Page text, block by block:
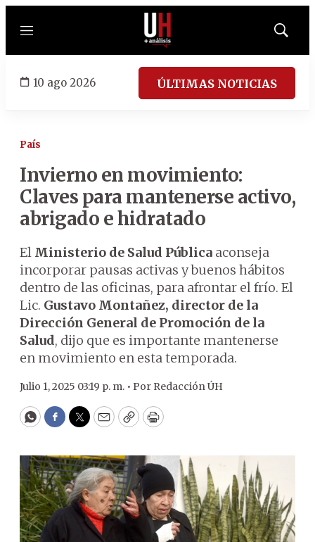
Menú
Mostrar
10 ago 2026 ÚLTIMAS NOTICIAS
País
Invierno en movimiento:
Claves para mantenerse activo,
abrigado e hidratado
El Ministerio de Salud Pública aconseja
incorporar pausas activas y buenos hábitos
dentro de las oficinas, para afrontar el frío. El
Lic. Gustavo Montañez, director de la
Dirección General de Promoción de la
Salud, dijo que es importante mantenerse
en movimiento en esta temporada.
Julio 1, 2025 03:19 p. m. • Por Redacción ÚH
WhatsApp
Facebook
Twitter
EmailCopyPrint